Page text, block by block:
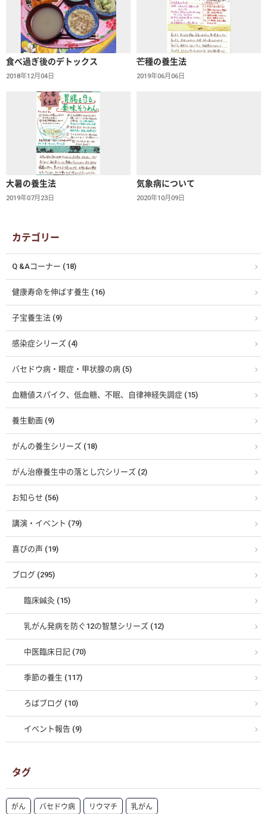
食べ過ぎ後のデトックス
2018年12月04日
芒種の養生法
2019年06月06日
大暑の養生法
2019年07月23日
気象病について
2020年10月09日
カテゴリー
Q &Aコーナー (18)
健康寿命を伸ばす養生 (16)
子宝養生法 (9)
感染症シリーズ (4)
バセドウ病・眼症・甲状腺の病 (5)
血糖値スパイク、低血糖、不眠、自律神経失調症 (15)
養生動画 (9)
がんの養生シリーズ (18)
がん治療養生中の落とし穴シリーズ (2)
お知らせ (56)
講演・イベント (79)
喜びの声 (19)
ブログ (295)
臨床鍼灸 (15)
乳がん発病を防ぐ12の智慧シリーズ (12)
中医臨床日記 (70)
季節の養生 (117)
ろばブログ (10)
イベント報告 (9)
タグ
がん バセドウ病 リウマチ 乳がん